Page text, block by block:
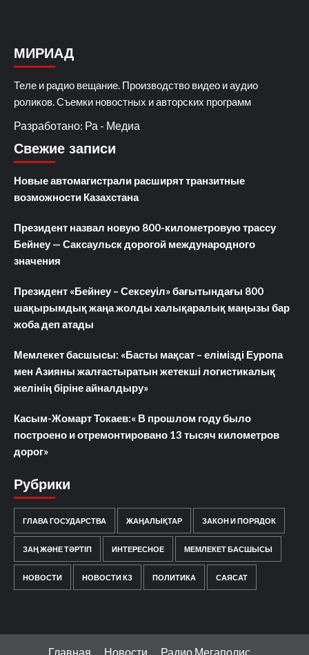
МИРИАД
Теле и радио вещание. Производство видео и аудио
роликов. Съемки новостных и авторских программ
Разработано: Ра - Медиа
Свежие записи
Новые автомагистрали расширят транзитные
возможности Казахстана
Президент назвал новую 800-километровую трассу
Бейнеу — Саксаульск дорогой международного
значения
Президент «Бейнеу – Сексеуіл» бағытындағы 800
шақырымдық жаңа жолды халықаралық маңызы бар
жоба деп атады
Мемлекет басшысы: «Басты мақсат – елімізді Еуропа
мен Азияны жалғастыратын жетекші логистикалық
желінің біріне айналдыру»
Касым-Жомарт Токаев:« В прошлом году было
построено и отремонтировано 13 тысяч километров
дорог»
Рубрики
ГЛАВА ГОСУДАРСТВА ЖАҢАЛЫҚТАР ЗАКОН И ПОРЯДОК
ЗАҢ ЖӘНЕ ТӘРТІП ИНТЕРЕСНОЕ МЕМЛЕКЕТ БАСШЫСЫ
НОВОСТИ НОВОСТИ КЗ ПОЛИТИКА САЯСАТ
Главная Новости Радио Мегаполис